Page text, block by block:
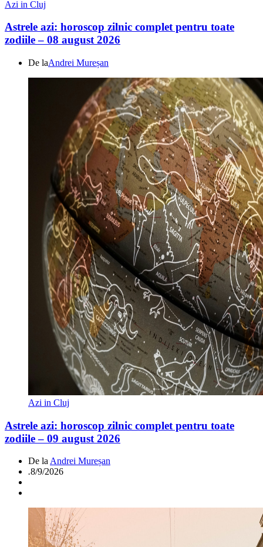
Azi in Cluj
Astrele azi: horoscop zilnic complet pentru toate
zodiile – 08 august 2026
De laAndrei Mureșan
Azi in Cluj
Astrele azi: horoscop zilnic complet pentru toate
zodiile – 09 august 2026
De laAndrei Mureșan
.8/9/2026